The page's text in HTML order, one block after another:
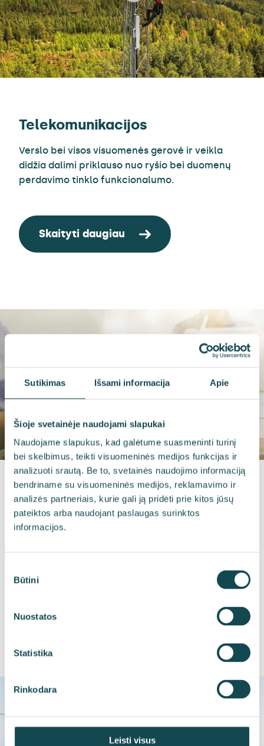
Sutikimas Išsami informacija Apie
Šioje svetainėje naudojami slapukai
Naudojame slapukus, kad galėtume suasmeninti turinį
bei skelbimus, teikti visuomeninės medijos funkcijas ir
analizuoti srautą. Be to, svetainės naudojimo informaciją
bendriname su visuomeninės medijos, reklamavimo ir
analizės partneriais, kurie gali ją pridėti prie kitos jūsų
pateiktos arba naudojant paslaugas surinktos
informacijos.
pasirinkimas
Būtini
Nuostatos
Statistika
Rinkodara
Leisti visus
Telekomunikacijos
Verslo bei visos visuomenės gerovė ir veikla
didžia dalimi priklauso nuo ryšio bei duomenų
perdavimo tinklo funkcionalumo.
Skaityti daugiau
Projektavimas
Jūsų idėja gerose rankose, jei su ja dirba mūsų